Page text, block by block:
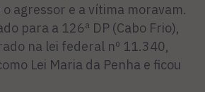
agressor e a vítima moravam.
para a 126ª DP (Cabo Frio),
na lei federal nº 11.340,
Lei Maria da Penha e ficou